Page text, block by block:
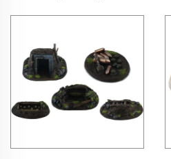
terrain en résine